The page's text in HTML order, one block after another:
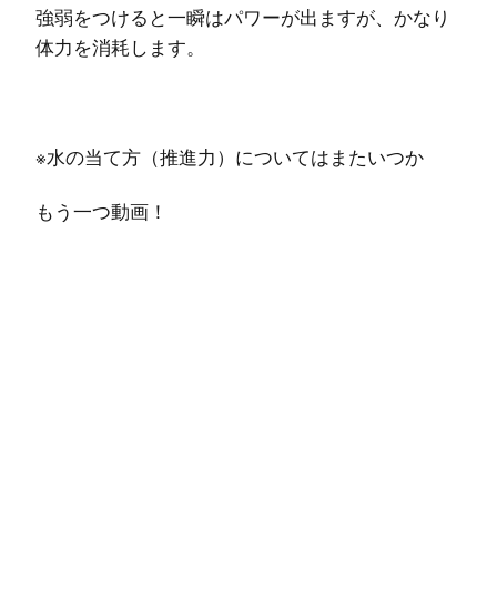
強弱をつけると一瞬はパワーが出ますが、かなり
体力を消耗します。
※水の当て方（推進力）についてはまたいつか
もう一つ動画！